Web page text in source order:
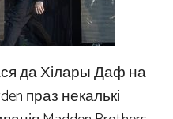
да Хілары Даф на
праз некалькі